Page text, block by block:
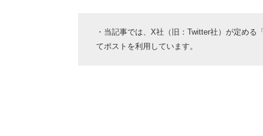
・当記事では、X社（旧：Twitter社）が定める「
てポストを利用しています。